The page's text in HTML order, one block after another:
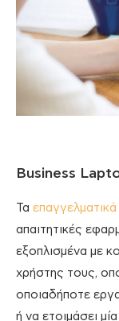
Business
Τα
απαιτητικές
εξοπλισμένα με
χρήστης τους,
οποιαδήποτε
ή να ετοιμάσει